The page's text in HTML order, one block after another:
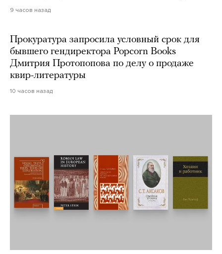
9 часов назад
Прокуратура запросила условный срок для
бывшего гендиректора Popcorn Books
Дмитрия Протопопова по делу о продаже
квир-литературы
10 часов назад